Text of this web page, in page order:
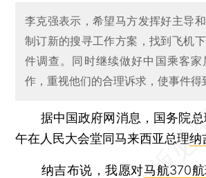
李克强表示，希望马方发挥好主导
制订新的搜寻工作方案，找到飞机
件调查。同时继续做好中国乘客家
作，重视他们的合理诉求，使事件得
据中国政府网消息，国务院总
午在人民大会堂同马来西亚总理纳
纳吉布说，我愿对马航370